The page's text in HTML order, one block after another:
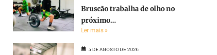
Bruscão trabalha de olho no
próximo...
Ler mais »
5 DE AGOSTO DE 2026